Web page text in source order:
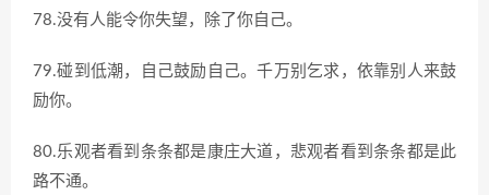
78.没有人能令你失望，除了你自己。
79.碰到低潮，自己鼓励自己。千万别乞求，依靠别人来鼓
励你。
80.乐观者看到条条都是康庄大道，悲观者看到条条都是此
路不通。